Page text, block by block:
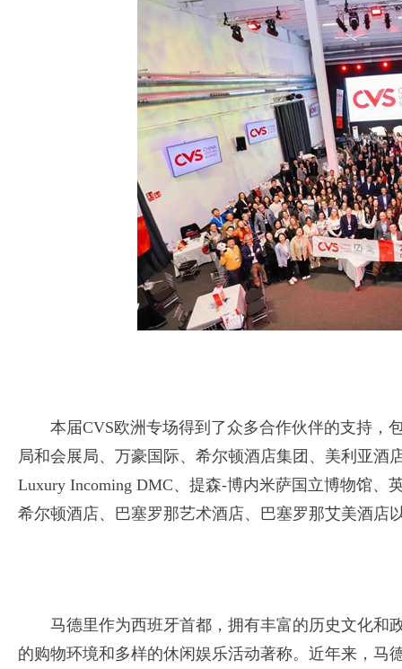
本届CVS欧洲专场得到了众多合作伙伴的支持，
局和会展局、万豪国际、希尔顿酒店集团、美利亚酒
Luxury Incoming DMC、提森-博内米萨国立博物馆
希尔顿酒店、巴塞罗那艺术酒店、巴塞罗那艾美酒店
马德里作为西班牙首都，拥有丰富的历史文化和
的购物环境和多样的休闲娱乐活动著称。近年来，马